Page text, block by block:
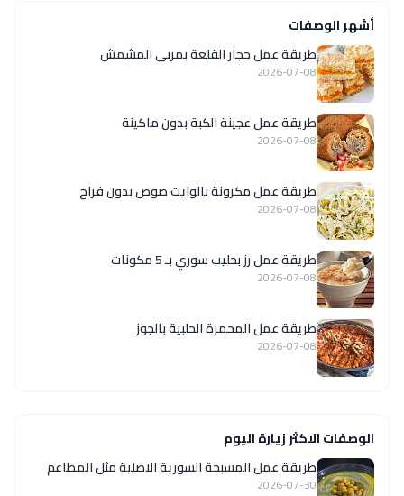
أشهر الوصفات
طريقة عمل حجار القلعة بمربى المشمش
2026-07-08
طريقة عمل عجينة الكبة بدون ماكينة
2026-07-08
طريقة عمل مكرونة بالوايت صوص بدون فراخ
2026-07-08
طريقة عمل رز بحليب سوري بـ 5 مكونات
2026-07-08
طريقة عمل المحمرة الحلبية بالجوز
2026-07-08
الوصفات الاكثر زيارة اليوم
‏طريقة عمل المسبحة السورية الاصلية مثل المطاعم
2026-07-30